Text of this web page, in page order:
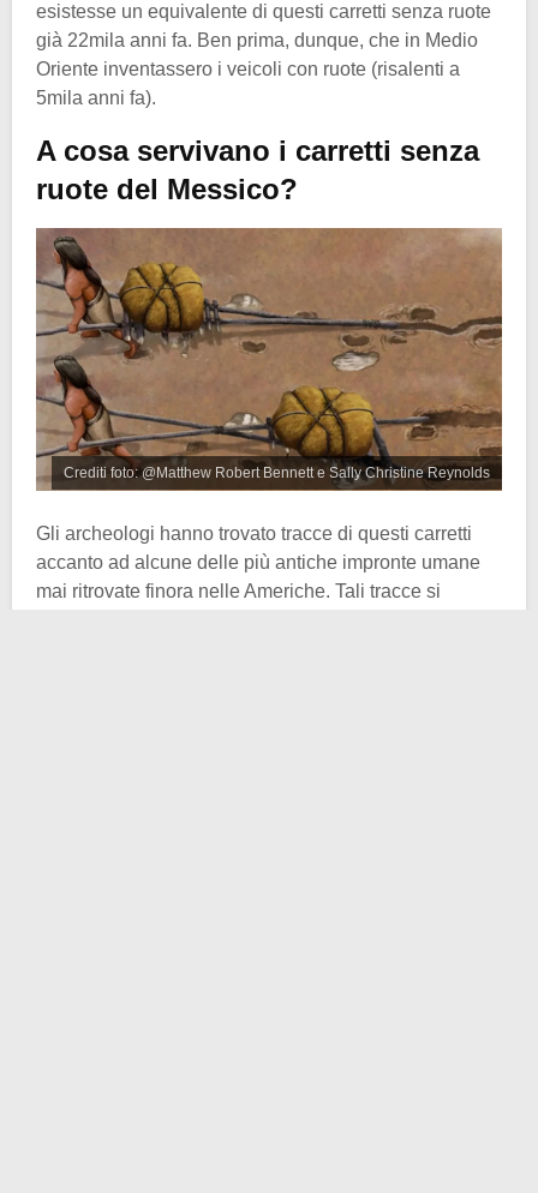
esistesse un equivalente di questi carretti senza ruote
già 22mila anni fa. Ben prima, dunque, che in Medio
Oriente inventassero i veicoli con ruote (risalenti a
5mila anni fa).
A cosa servivano i carretti senza
ruote del Messico?
Crediti foto: @Matthew Robert Bennett e Sally Christine Reynolds
Gli archeologi hanno trovato tracce di questi carretti
accanto ad alcune delle più antiche impronte umane
mai ritrovate finora nelle Americhe. Tali tracce si